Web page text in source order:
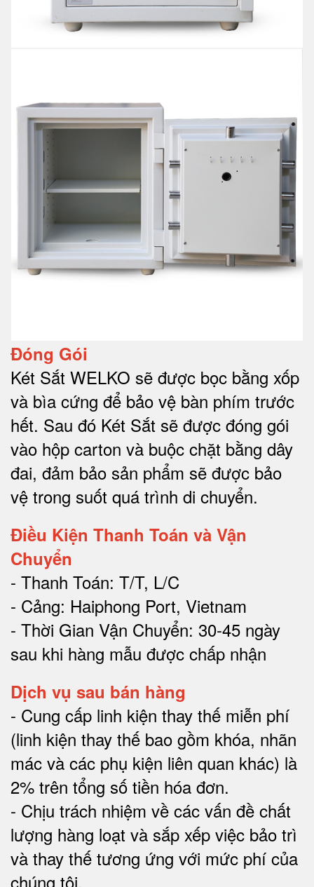
Đóng Gói
Két Sắt WELKO sẽ được bọc bằng xốp
và bìa cứng để bảo vệ bàn phím trước
hết. Sau đó Két Sắt sẽ được đóng gói
vào hộp carton và buộc chặt bằng dây
đai, đảm bảo sản phẩm sẽ được bảo
vệ trong suốt quá trình di chuyển.
Điều Kiện Thanh Toán và Vận
Chuyển
- Thanh Toán: T/T, L/C
- Cảng: Haiphong Port, Vietnam
- Thời Gian Vận Chuyển: 30-45 ngày
sau khi hàng mẫu được chấp nhận
Dịch vụ sau bán hàng
- Cung cấp linh kiện thay thế miễn phí
(linh kiện thay thế bao gồm khóa, nhãn
mác và các phụ kiện liên quan khác) là
2% trên tổng số tiền hóa đơn.
- Chịu trách nhiệm về các vấn đề chất
lượng hàng loạt và sắp xếp việc bảo trì
và thay thế tương ứng với mức phí của
chúng tôi.